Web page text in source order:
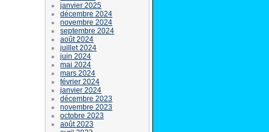
janvier 2025
décembre 2024
novembre 2024
septembre 2024
août 2024
juillet 2024
juin 2024
mai 2024
mars 2024
février 2024
janvier 2024
décembre 2023
novembre 2023
octobre 2023
août 2023